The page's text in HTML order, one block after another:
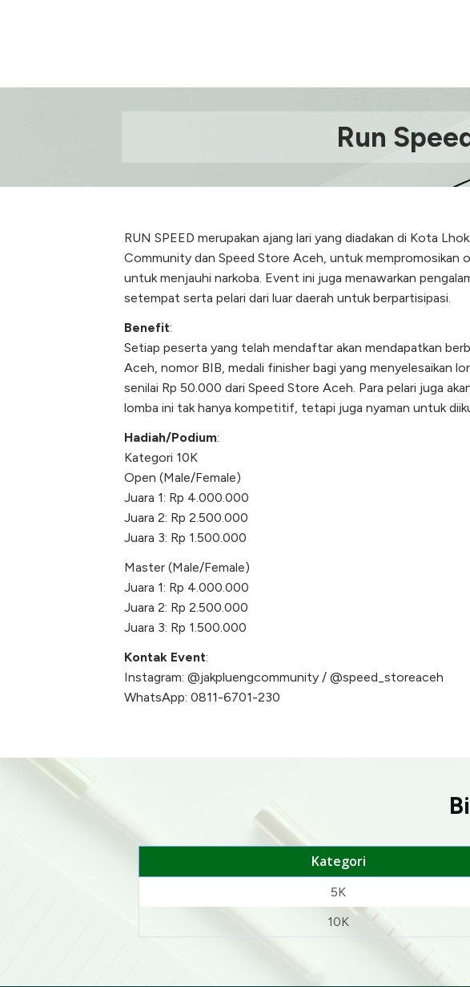
Run
RUN SPEED merupakan ajang lari yang diadakan di Kota
Community dan Speed Store Aceh, untuk mempromosikan
untuk menjauhi narkoba. Event ini juga menawarkan
setempat serta pelari dari luar daerah untuk berpartisipasi.
Benefit:
Setiap peserta yang telah mendaftar akan mendapatkan
Aceh, nomor BIB, medali finisher bagi yang menyelesaikan
senilai Rp 50.000 dari Speed Store Aceh. Para pelari juga
lomba ini tak hanya kompetitif, tetapi juga nyaman untuk
Hadiah/Podium:
Kategori 10K
Open (Male/Female)
Juara 1: Rp 4.000.000
Juara 2: Rp 2.500.000
Juara 3: Rp 1.500.000
Master (Male/Female)
Juara 1: Rp 4.000.000
Juara 2: Rp 2.500.000
Juara 3: Rp 1.500.000
Kontak Event:
Instagram: @jakpluengcommunity / @speed_storeaceh
WhatsApp: 0811-6701-230
Kategori
5K
10K